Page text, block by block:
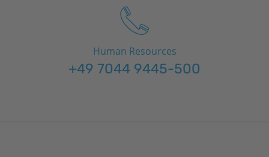
Human Resources
+49 7044 9445-500